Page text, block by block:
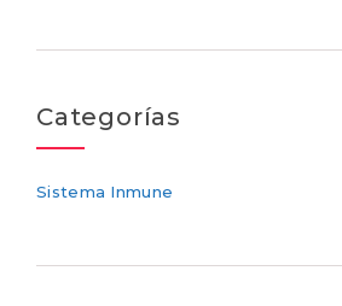
Categorías
Sistema Inmune